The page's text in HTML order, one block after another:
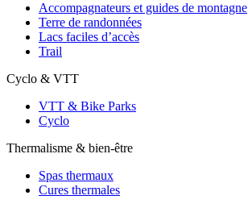
Accompagnateurs et guides de montagne
Terre de randonnées
Lacs faciles d’accès
Trail
Cyclo & VTT
VTT & Bike Parks
Cyclo
Thermalisme & bien-être
Spas thermaux
Cures thermales